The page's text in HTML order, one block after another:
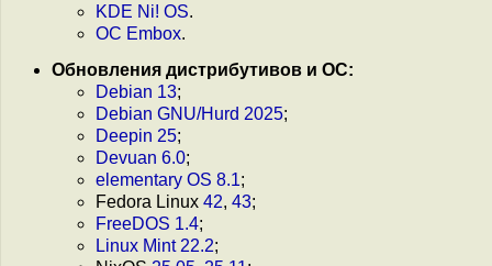
KDE Ni! OS.
ОС Embox.
Обновления дистрибутивов и ОС:
Debian 13;
Debian GNU/Hurd 2025;
Deepin 25;
Devuan 6.0;
elementary OS 8.1;
Fedora Linux 42, 43;
FreeDOS 1.4;
Linux Mint 22.2;